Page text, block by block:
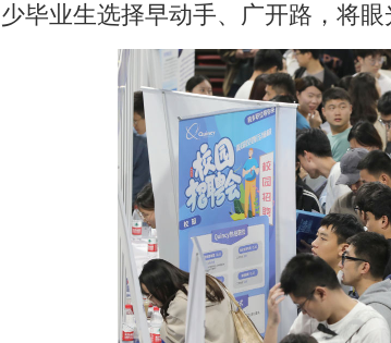
少毕业生选择早动手、广开路，将